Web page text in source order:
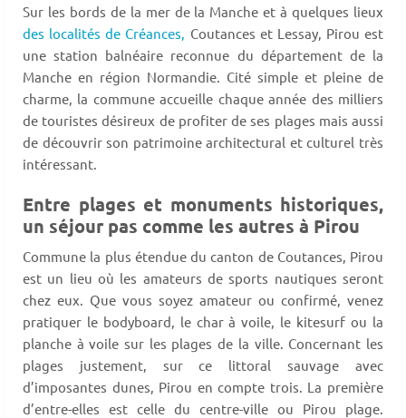
Sur les bords de la mer de la Manche et à quelques lieux
des localités de Créances,
Coutances et Lessay, Pirou est
une station balnéaire reconnue du département de la
Manche en région Normandie. Cité simple et pleine de
charme, la commune accueille chaque année des milliers
de touristes désireux de profiter de ses plages mais aussi
de découvrir son patrimoine architectural et culturel très
intéressant.
Entre plages et monuments historiques,
un séjour pas comme les autres à Pirou
Commune la plus étendue du canton de Coutances, Pirou
est un lieu où les amateurs de sports nautiques seront
chez eux. Que vous soyez amateur ou confirmé, venez
pratiquer le bodyboard, le char à voile, le kitesurf ou la
planche à voile sur les plages de la ville. Concernant les
plages justement, sur ce littoral sauvage avec
d’imposantes dunes, Pirou en compte trois. La première
d’entre-elles est celle du centre-ville ou Pirou plage.